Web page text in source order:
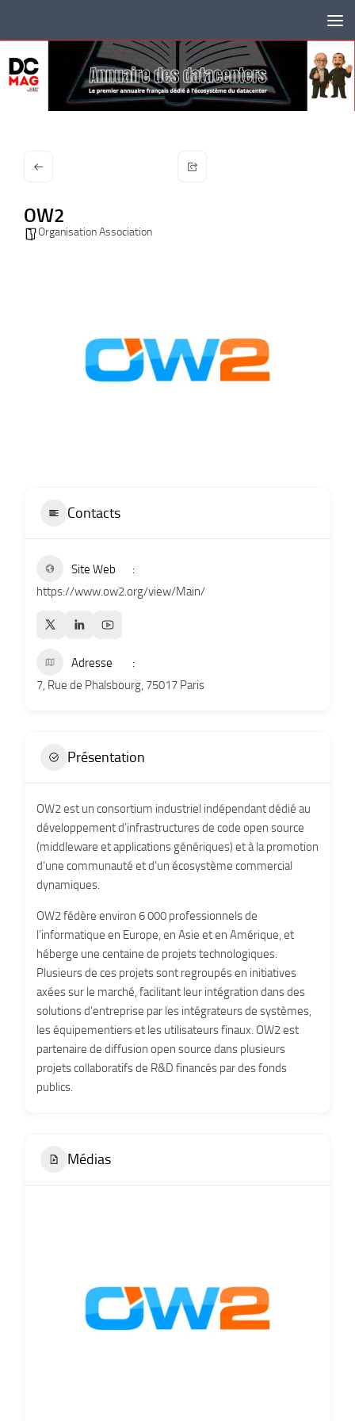
OW2
Organisation Association
Contacts
Site Web
https://www.ow2.org/view/Main/
Adresse
7, Rue de Phalsbourg, 75017 Paris
Présentation
OW2 est un consortium industriel indépendant dédié au
développement d’infrastructures de code open source
(middleware et applications génériques) et à la promotion
d’une communauté et d’un écosystème commercial
dynamiques.
OW2 fédère environ 6 000 professionnels de
l’informatique en Europe, en Asie et en Amérique, et
héberge une centaine de projets technologiques.
Plusieurs de ces projets sont regroupés en initiatives
axées sur le marché, facilitant leur intégration dans des
solutions d’entreprise par les intégrateurs de systèmes,
les équipementiers et les utilisateurs finaux. OW2 est
partenaire de diffusion open source dans plusieurs
projets collaboratifs de R&D financés par des fonds
publics.
Médias